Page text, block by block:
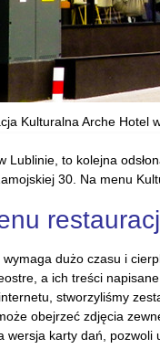
Kulturalna Arche Hotel
Lublinie, to kolejna
30. Na menu
dużo czasu i
a ich treści
stworzyliśmy
obejrzeć zdjęcia
karty dań,